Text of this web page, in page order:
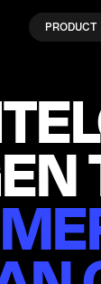
PRODUCT